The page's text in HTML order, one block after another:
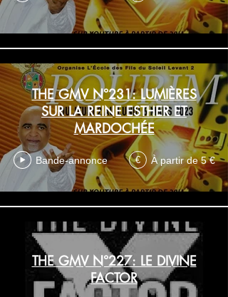
THE GMV N°231: LUMIÈRES
SUR LA REINE ESTHER ET
MARDOCHÉE
Bande-annonce € À partir de 5 €
THE GMV N°227: LE DIVINE
FACTOR